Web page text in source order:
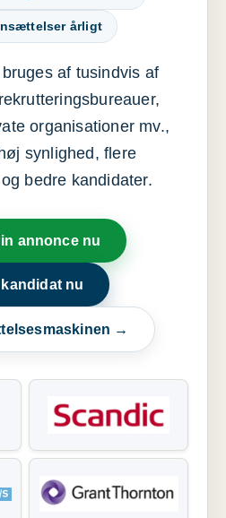
årligt
af tusindvis af
organisationer mv.,
synlighed, flere
bedre kandidater.
annonce nu
nu
→